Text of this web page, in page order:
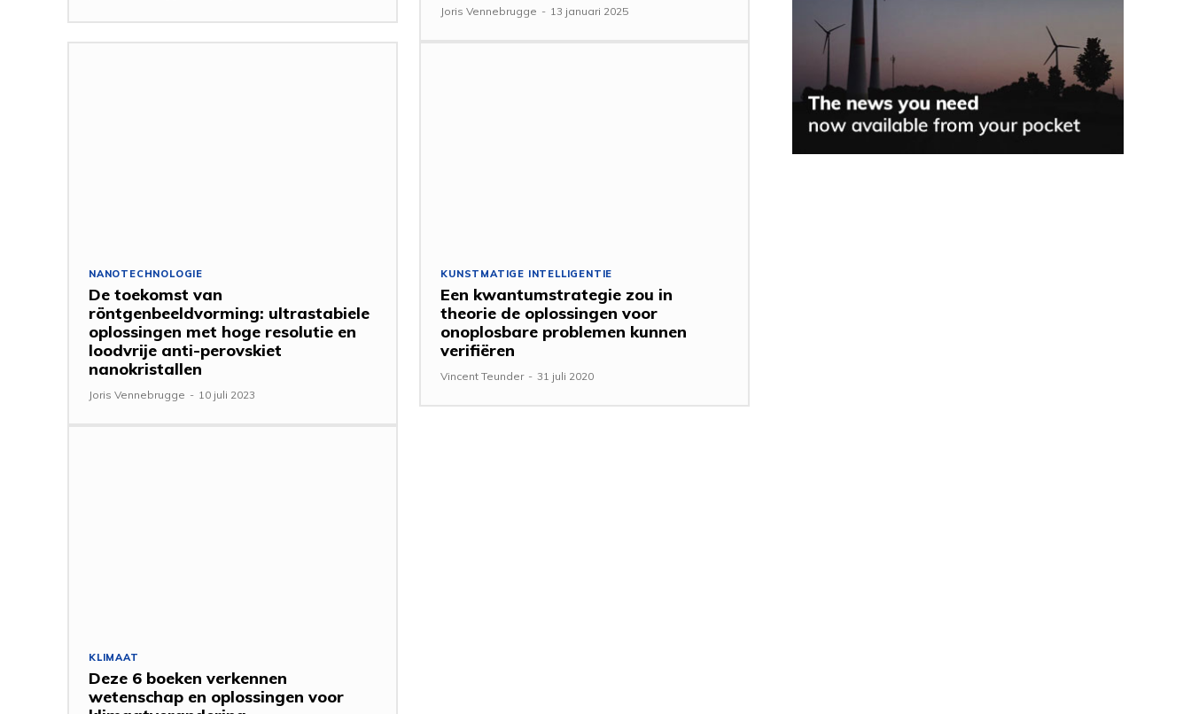
Joris Vennebrugge - 13 januari 2025
NANOTECHNOLOGIE
De toekomst van
röntgenbeeldvorming: ultrastabiele
oplossingen met hoge resolutie en
loodvrije anti-perovskiet
nanokristallen
Joris Vennebrugge - 10 juli 2023
KUNSTMATIGE INTELLIGENTIE
Een kwantumstrategie zou in
theorie de oplossingen voor
onoplosbare problemen kunnen
verifiëren
Vincent Teunder - 31 juli 2020
KLIMAAT
Deze 6 boeken verkennen
wetenschap en oplossingen voor